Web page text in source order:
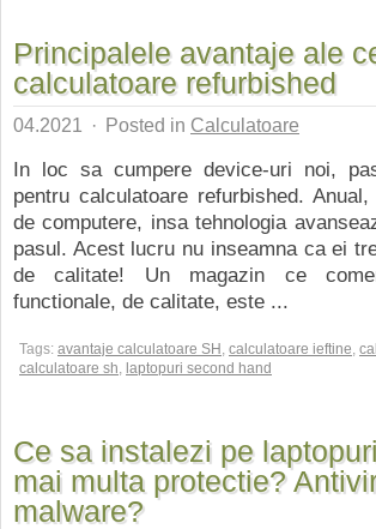
Principalele avantaje ale
calculatoare refurbished
04.2021 · Posted in Calculatoare
In loc sa cumpere device-uri noi,
pentru calculatoare refurbished.
de computere, insa tehnologia
pasul. Acest lucru nu inseamna ca ei
de calitate! Un magazin ce
functionale, de calitate, este ...
Tags: avantaje calculatoare SH , calculatoare ieftine,
calculatoare sh, laptopuri second hand
Ce sa instalezi pe
mai multa protectie?
malware?